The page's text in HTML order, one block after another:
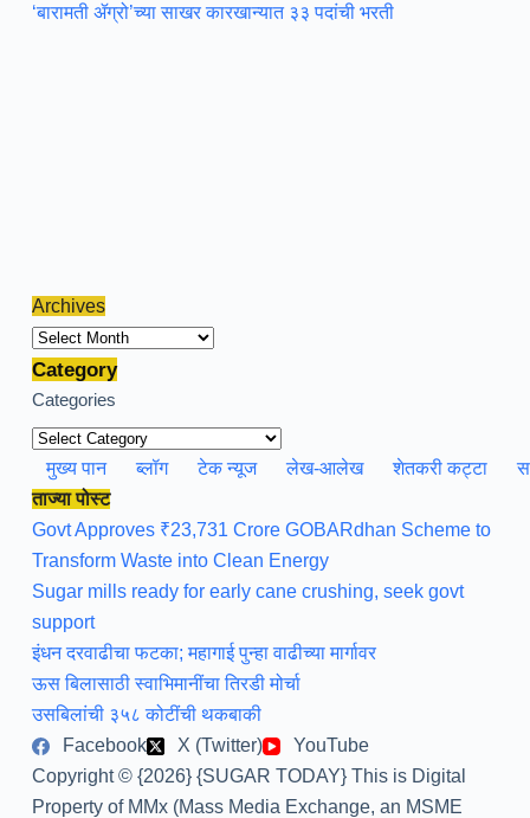
‘बारामती ॲग्रो’च्या साखर कारखान्यात ३३ पदांची भरती
Archives
Archives
Category
Categories
मुख्य पान ब्लॉग टेक न्यूज लेख-आलेख शेतकरी कट्टा
ताज्या पोस्ट
Govt Approves ₹23,731 Crore GOBARdhan Scheme to
Transform Waste into Clean Energy
Sugar mills ready for early cane crushing, seek govt
support
इंधन दरवाढीचा फटका; महागाई पुन्हा वाढीच्या मार्गावर
ऊस बिलासाठी स्वाभिमानींचा तिरडी मोर्चा
उसबिलांची ३५८ कोटींची थकबाकी
Facebook
X (Twitter)
YouTube
Copyright © {2026} {SUGAR TODAY} This is Digital
Property of MMx (Mass Media Exchange, an MSME